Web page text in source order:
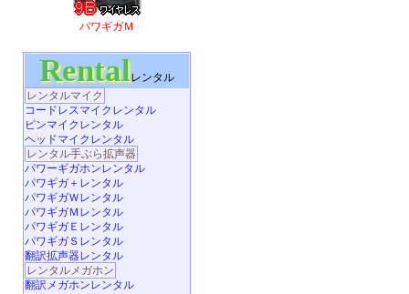
パワギガＭ
Rentalレンタル
レンタルマイク
コードレスマイクレンタル
ピンマイクレンタル
ヘッドマイクレンタル
レンタル手ぶら拡声器
パワーギガホンレンタル
パワギガ＋レンタル
パワギガＷレンタル
パワギガＭレンタル
パワギガＥレンタル
パワギガＳレンタル
翻訳拡声器レンタル
レンタルメガホン
翻訳メガホンレンタル